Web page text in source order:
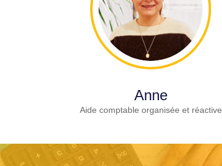
Anne
Aide comptable organisée et réactive